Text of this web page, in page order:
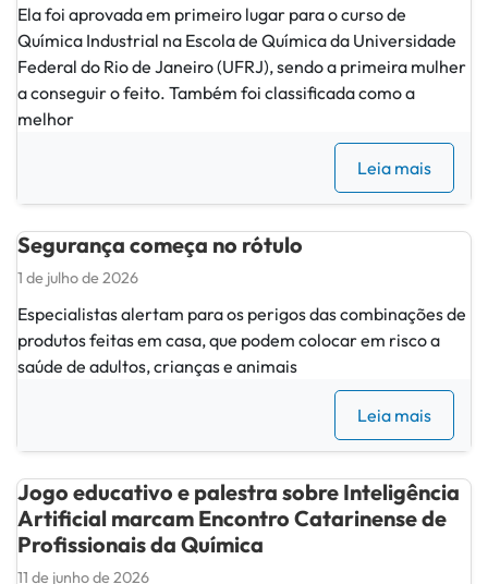
Ela foi aprovada em primeiro lugar para o curso de
Química Industrial na Escola de Química da Universidade
Federal do Rio de Janeiro (UFRJ), sendo a primeira mulher
a conseguir o feito. Também foi classificada como a
melhor
Leia mais
Segurança começa no rótulo
1 de julho de 2026
Especialistas alertam para os perigos das combinações de
produtos feitas em casa, que podem colocar em risco a
saúde de adultos, crianças e animais
Leia mais
Jogo educativo e palestra sobre Inteligência
Artificial marcam Encontro Catarinense de
Profissionais da Química
11 de junho de 2026